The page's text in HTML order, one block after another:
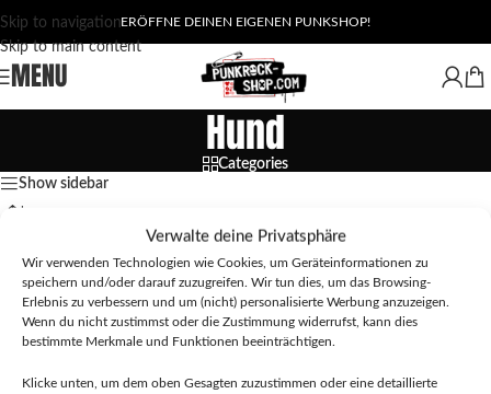
Verwalte deine Privatsphäre
Wir verwenden Technologien wie Cookies, um Geräteinformationen zu
speichern und/oder darauf zuzugreifen. Wir tun dies, um das Browsing-
Erlebnis zu verbessern und um (nicht) personalisierte Werbung anzuzeigen.
Wenn du nicht zustimmst oder die Zustimmung widerrufst, kann dies
bestimmte Merkmale und Funktionen beeinträchtigen.
Klicke unten, um dem oben Gesagten zuzustimmen oder eine detaillierte
Skip to navigation
Skip to main content
ERÖFFNE DEINEN EIGENEN PUNKSHOP!
MENU
Hund
Categories
Show sidebar